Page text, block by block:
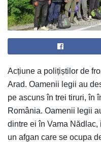
Acțiune a polițiștilor de
Arad. Oamenii legii au
pe ascuns în trei tiruri, în
România. Oamenii legii
dintre ei în Vama
un afgan care se ocupa